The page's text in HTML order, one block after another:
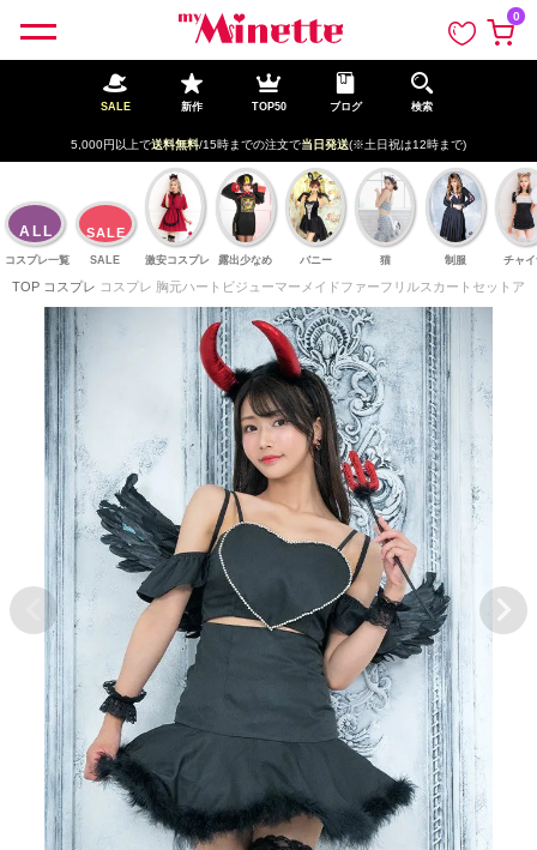
0
SALE 新作 TOP50 ブログ 検索
5,000円以上で送料無料/15時までの注文で当日発送(※土日祝は12時まで)
ALL
コスプレ一覧
SALE
SALE 激安コスプレ 露出少なめ バニー 猫 制服 チャ
TOP コスプレ コスプレ 胸元ハートビジューマーメイドファーフリルスカートセット
ペー
ジト
ップ